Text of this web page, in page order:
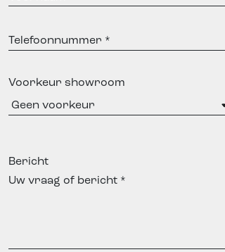
Telefoonnummer
Voorkeur showroom
Bericht